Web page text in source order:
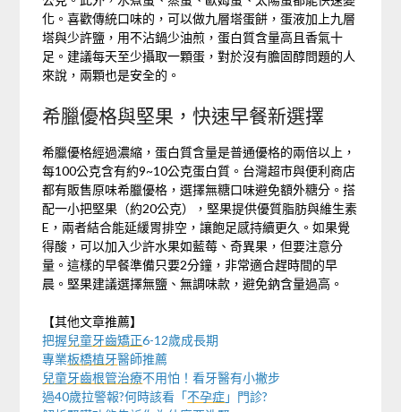
化。喜歡傳統口味的，可以做九層塔蛋餅，蛋液加上九層
塔與少許鹽，用不沾鍋少油煎，蛋白質含量高且香氣十
足。建議每天至少攝取一顆蛋，對於沒有膽固醇問題的人
來說，兩顆也是安全的。
希臘優格與堅果，快速早餐新選擇
希臘優格經過濃縮，蛋白質含量是普通優格的兩倍以上，
每100公克含有約9~10公克蛋白質。台灣超市與便利商店
都有販售原味希臘優格，選擇無糖口味避免額外糖分。搭
配一小把堅果（約20公克），堅果提供優質脂肪與維生素
E，兩者結合能延緩胃排空，讓飽足感持續更久。如果覺
得酸，可以加入少許水果如藍莓、奇異果，但要注意分
量。這樣的早餐準備只要2分鐘，非常適合趕時間的早
晨。堅果建議選擇無鹽、無調味款，避免鈉含量過高。
【其他文章推薦】
把握兒童牙齒矯正6-12歲成長期
專業板橋植牙醫師推薦
兒童牙齒根管治療不用怕！看牙醫有小撇步
過40歲拉警報?何時該看「不孕症」門診?